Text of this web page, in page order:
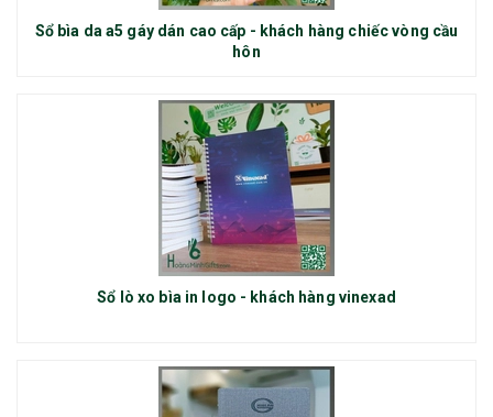
Sổ bìa da a5 gáy dán cao cấp - khách hàng chiếc vòng cầu
hôn
Sổ lò xo bìa in logo - khách hàng vinexad